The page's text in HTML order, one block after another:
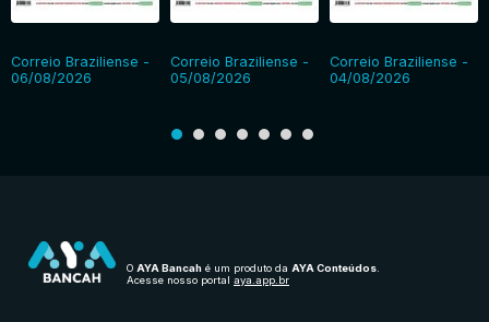
Correio Braziliense -
06/08/2026
Correio Braziliense -
05/08/2026
Correio Braziliense -
04/08/2026
O AYA Bancah é um produto da AYA Conteúdos
Acesse nosso portal aya.app.br